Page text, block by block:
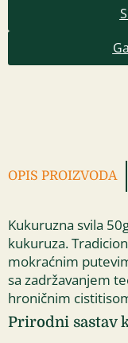
OPIS PROIZVODA
Kukuruzna svila
kukuruza.
mokraćnim
sa zadržavanjem
hroničnim
Prirodni sastav